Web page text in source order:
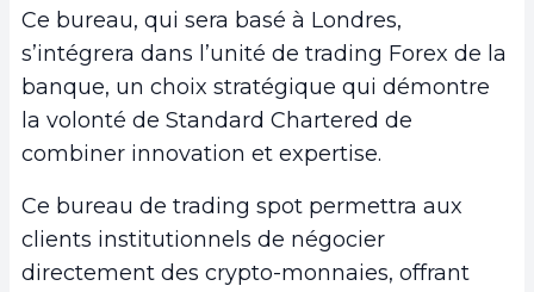
Ce bureau, qui sera basé à Londres,
s’intégrera dans l’unité de trading Forex de la
banque, un choix stratégique qui démontre
la volonté de Standard Chartered de
combiner innovation et expertise.
Ce bureau de trading spot permettra aux
clients institutionnels de négocier
directement des crypto-monnaies, offrant